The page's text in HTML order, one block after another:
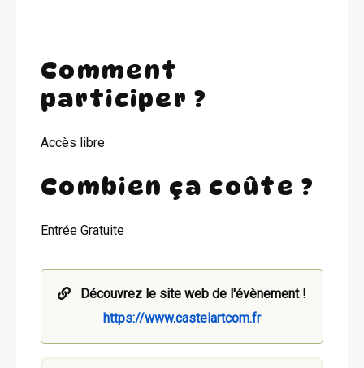
Comment
participer ?
Accès libre
Combien ça coûte ?
Entrée Gratuite
Découvrez le site web de l'évènement !
https://www.castelartcom.fr